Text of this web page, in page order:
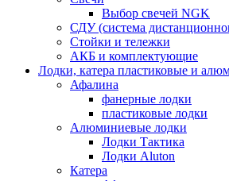
Выбор свечей NGK
СДУ (система
Стойки и тележки
АКБ и комплектующие
Лодки, катера пластиковые и
Афалина
фанерные лодки
пластиковые лодки
Алюминиевые лодки
Лодки Тактика
Лодки Aluton
Катера